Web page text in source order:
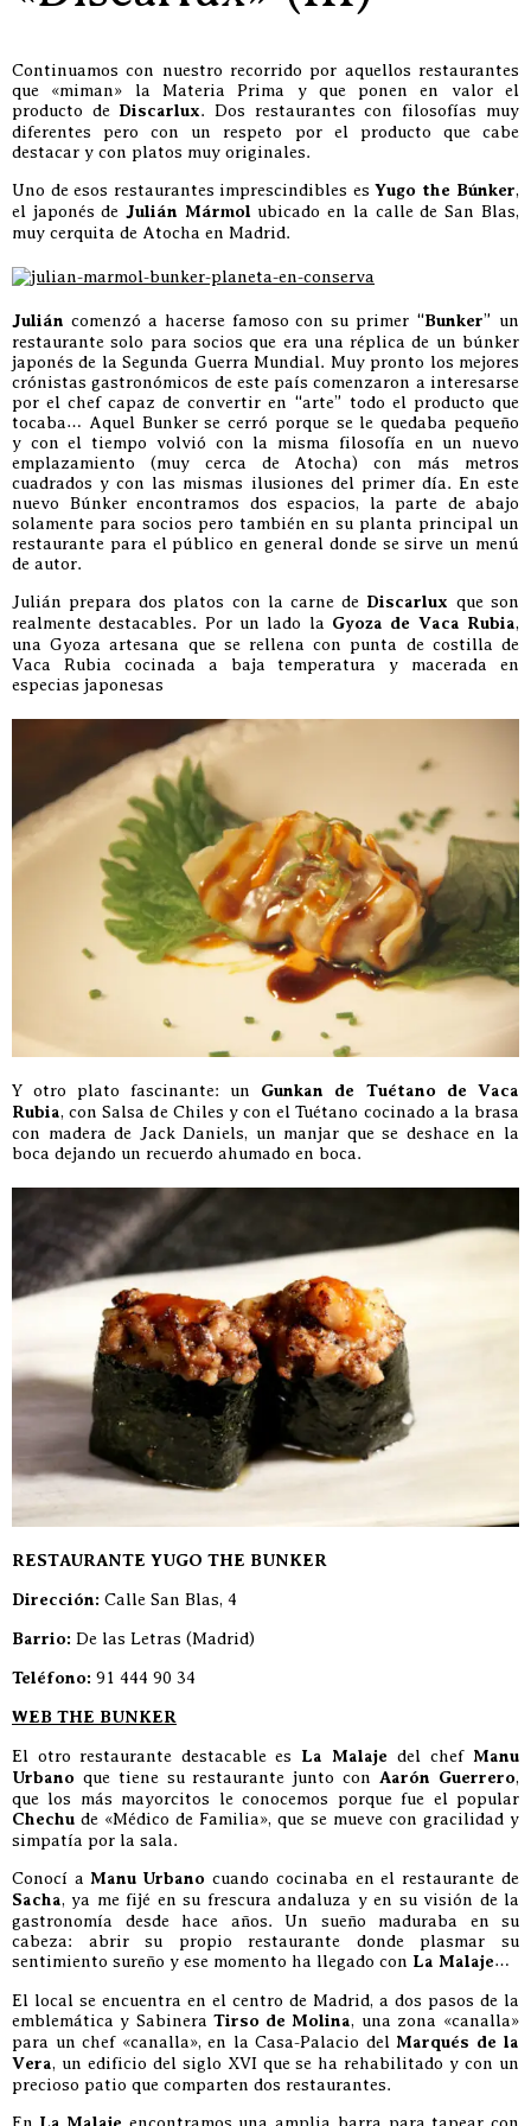
Continuamos con nuestro recorrido por aquellos restaurantes
que «miman» la Materia Prima y que ponen en valor el
producto de Discarlux. Dos restaurantes con filosofías muy
diferentes pero con un respeto por el producto que cabe
destacar y con platos muy originales.
Uno de esos restaurantes imprescindibles es Yugo the Búnker,
el japonés de Julián Mármol ubicado en la calle de San Blas,
muy cerquita de Atocha en Madrid.
Julián comenzó a hacerse famoso con su primer “Bunker” un
restaurante solo para socios que era una réplica de un búnker
japonés de la Segunda Guerra Mundial. Muy pronto los mejores
crónistas gastronómicos de este país comenzaron a interesarse
por el chef capaz de convertir en “arte” todo el producto que
tocaba… Aquel Bunker se cerró porque se le quedaba pequeño
y con el tiempo volvió con la misma filosofía en un nuevo
emplazamiento (muy cerca de Atocha) con más metros
cuadrados y con las mismas ilusiones del primer día. En este
nuevo Búnker encontramos dos espacios, la parte de abajo
solamente para socios pero también en su planta principal un
restaurante para el público en general donde se sirve un menú
de autor.
Julián prepara dos platos con la carne de Discarlux que son
realmente destacables. Por un lado la Gyoza de Vaca Rubia,
una Gyoza artesana que se rellena con punta de costilla de
Vaca Rubia cocinada a baja temperatura y macerada en
especias japonesas
Y otro plato fascinante: un Gunkan de Tuétano de Vaca
Rubia, con Salsa de Chiles y con el Tuétano cocinado a la brasa
con madera de Jack Daniels, un manjar que se deshace en la
boca dejando un recuerdo ahumado en boca.
RESTAURANTE YUGO THE BUNKER
Dirección: Calle San Blas, 4
Barrio: De las Letras (Madrid)
Teléfono: 91 444 90 34
WEB THE BUNKER
El otro restaurante destacable es La Malaje del chef Manu
Urbano que tiene su restaurante junto con Aarón Guerrero,
que los más mayorcitos le conocemos porque fue el popular
Chechu de «Médico de Familia», que se mueve con gracilidad y
simpatía por la sala.
Conocí a Manu Urbano cuando cocinaba en el restaurante de
Sacha, ya me fijé en su frescura andaluza y en su visión de la
gastronomía desde hace años. Un sueño maduraba en su
cabeza: abrir su propio restaurante donde plasmar su
sentimiento sureño y ese momento ha llegado con La Malaje…
El local se encuentra en el centro de Madrid, a dos pasos de la
emblemática y Sabinera Tirso de Molina, una zona «canalla»
para un chef «canalla», en la Casa-Palacio del Marqués de la
Vera, un edificio del siglo XVI que se ha rehabilitado y con un
precioso patio que comparten dos restaurantes.
En
encontramos una amplia barra para tapear con